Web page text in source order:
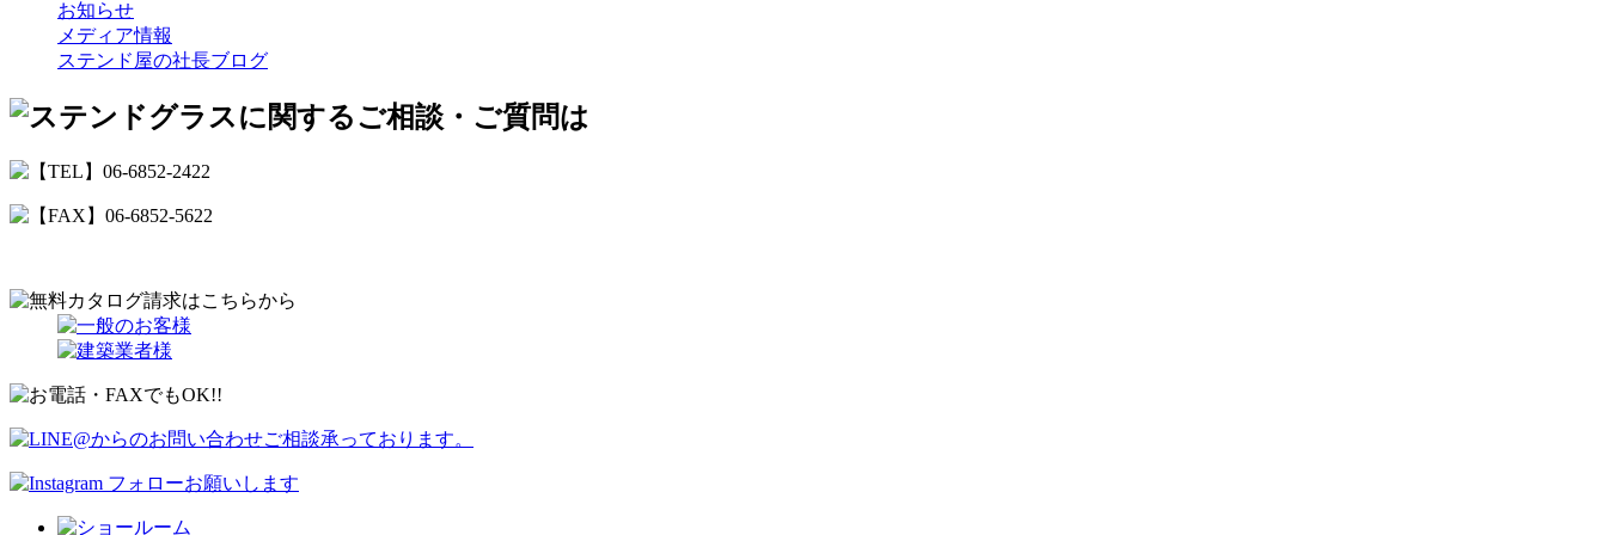
お知らせ
メディア情報
ステンド屋の社長ブログ